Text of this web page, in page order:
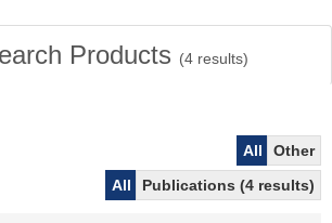
Products (4results)
All
Other
All
Publications (4 results)